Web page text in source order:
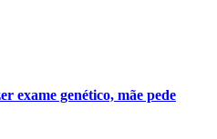
exame genético, mãe pede